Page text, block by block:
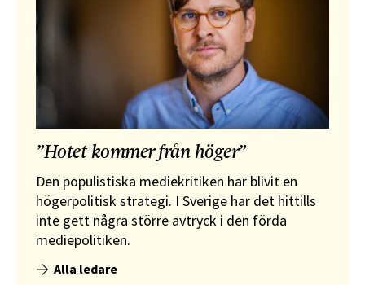
”Hotet kommer från höger”
Den populistiska mediekritiken har blivit en
högerpolitisk strategi. I Sverige har det hittills
inte gett några större avtryck i den förda
mediepolitiken.
Alla ledare